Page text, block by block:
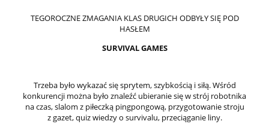
TEGOROCZNE ZMAGANIA KLAS DRUGICH ODBYŁY SIĘ POD
HASŁEM
SURVIVAL GAMES
Trzeba było wykazać się sprytem, szybkością i siłą. Wśród
konkurencji można było znaleźć ubieranie się w strój robotnika
na czas, slalom z piłeczką pingpongową, przygotowanie stroju
z gazet, quiz wiedzy o survivalu, przeciąganie liny.